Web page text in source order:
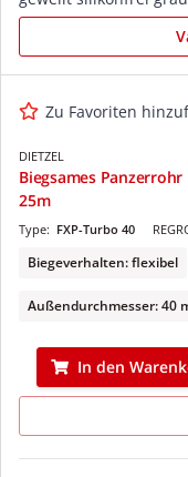
Zu Favoriten
DIETZEL
Biegsames
25m
Type: FXP-Turbo 40
Biegeverhalten: flexibel
Außendurchmesser: 40
In den